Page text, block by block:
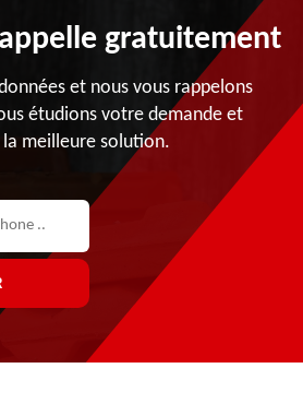
gratuitement
et nous vous rappelons
étudions votre demande et
meilleure solution.